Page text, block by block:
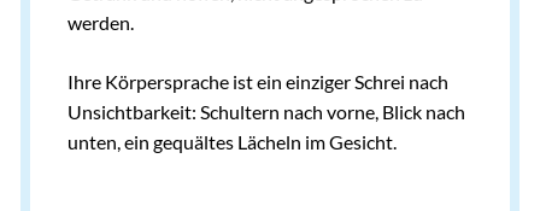
werden.
Ihre Körpersprache ist ein einziger Schrei nach
Unsichtbarkeit: Schultern nach vorne, Blick nach
unten, ein gequältes Lächeln im Gesicht.